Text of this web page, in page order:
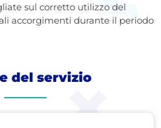
sul corretto utilizzo del
accorgimenti durante il periodo
del servizio